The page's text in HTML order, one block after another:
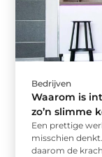
Bedrijven
Waarom is
zo’n slimme
Een prettige
misschien
daarom de